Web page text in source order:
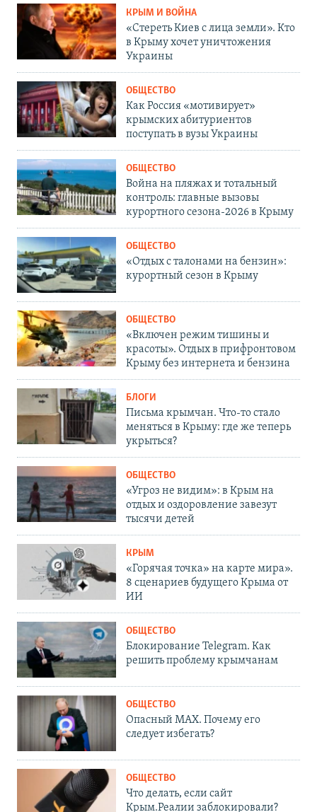
КРЫМ И ВОЙНА
«Стереть Киев с лица земли». Кто
в Крыму хочет уничтожения
Украины
ОБЩЕСТВО
Как Россия «мотивирует»
крымских абитуриентов
поступать в вузы Украины
ОБЩЕСТВО
Война на пляжах и тотальный
контроль: главные вызовы
курортного сезона-2026 в Крыму
ОБЩЕСТВО
«Отдых с талонами на бензин»:
курортный сезон в Крыму
ОБЩЕСТВО
«Включен режим тишины и
красоты». Отдых в прифронтовом
Крыму без интернета и бензина
БЛОГИ
Письма крымчан. Что-то стало
меняться в Крыму: где же теперь
укрыться?
ОБЩЕСТВО
«Угроз не видим»: в Крым на
отдых и оздоровление завезут
тысячи детей
КРЫМ
«Горячая точка» на карте мира».
8 сценариев будущего Крыма от
ИИ
ОБЩЕСТВО
Блокирование Telegram. Как
решить проблему крымчанам
ОБЩЕСТВО
Опасный MAX. Почему его
следует избегать?
ОБЩЕСТВО
Что делать, если сайт
Крым.Реалии заблокировали?